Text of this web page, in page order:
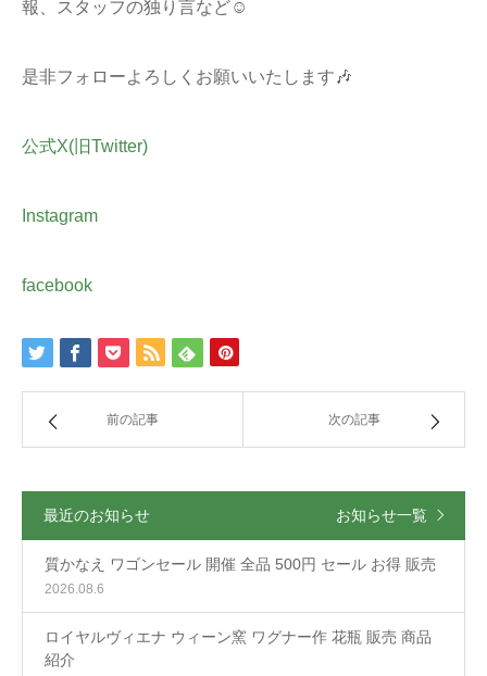
報、スタッフの独り言など☺
是非フォローよろしくお願いいたします🎶
公式X(旧Twitter)
Instagram
facebook
前の記事 次の記事
最近のお知らせ お知らせ一覧
質かなえ ワゴンセール 開催 全品 500円 セール お得 販売
2026.08.6
ロイヤルヴィエナ ウィーン窯 ワグナー作 花瓶 販売 商品
紹介